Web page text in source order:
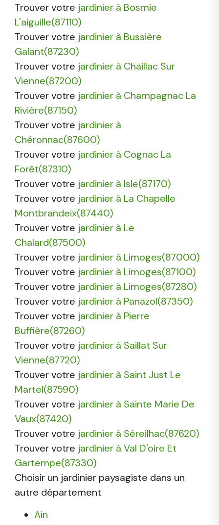
Trouver votre jardinier à Bosmie
L'aiguille(87110)
Trouver votre jardinier à Bussière
Galant(87230)
Trouver votre jardinier à Chaillac Sur
Vienne(87200)
Trouver votre jardinier à Champagnac La
Rivière(87150)
Trouver votre jardinier à
Chéronnac(87600)
Trouver votre jardinier à Cognac La
Forêt(87310)
Trouver votre jardinier à Isle(87170)
Trouver votre jardinier à La Chapelle
Montbrandeix(87440)
Trouver votre jardinier à Le
Chalard(87500)
Trouver votre jardinier à Limoges(87000)
Trouver votre jardinier à Limoges(87100)
Trouver votre jardinier à Limoges(87280)
Trouver votre jardinier à Panazol(87350)
Trouver votre jardinier à Pierre
Buffière(87260)
Trouver votre jardinier à Saillat Sur
Vienne(87720)
Trouver votre jardinier à Saint Just Le
Martel(87590)
Trouver votre jardinier à Sainte Marie De
Vaux(87420)
Trouver votre jardinier à Séreilhac(87620)
Trouver votre jardinier à Val D'oire Et
Gartempe(87330)
Choisir un jardinier paysagiste dans un
autre département
Ain